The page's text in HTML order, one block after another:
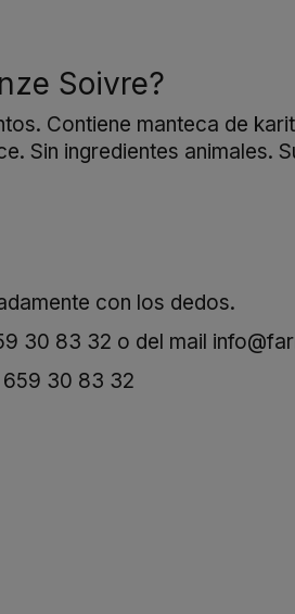
Soivre?
Contiene manteca de
Sin ingredientes animales.
con los dedos.
30 83 32 o del mail
659 30 83 32